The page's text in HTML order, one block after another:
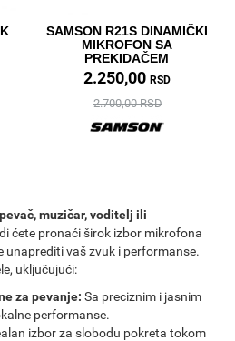
SAMSON R21S DINAMIČKI
MIKROFON SA
PREKIDAČEM
2.250,00 RSD
2.700,00 RSD
muzičar, voditelj ili
ćete pronaći širok izbor mikrofona
unaprediti vaš zvuk i performanse.
uključujući:
za pevanje: Sa preciznim i jasnim
performanse.
izbor za slobodu pokreta tokom